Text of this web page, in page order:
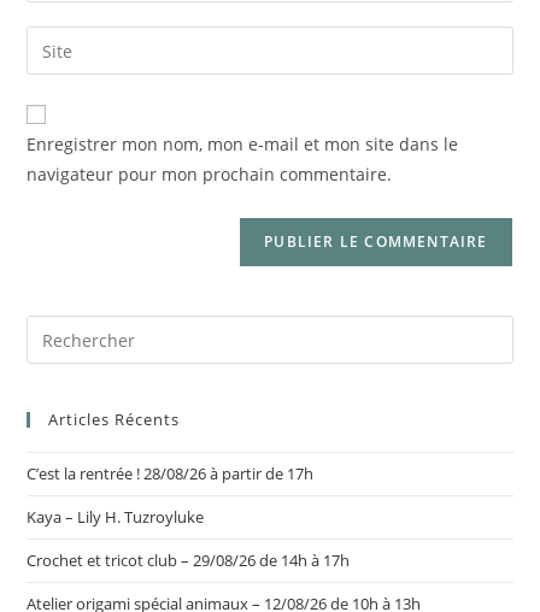
Enregistrer mon nom, mon e-mail et mon site dans le
navigateur pour mon prochain commentaire.
Articles Récents
C’est la rentrée ! 28/08/26 à partir de 17h
Kaya – Lily H. Tuzroyluke
Crochet et tricot club – 29/08/26 de 14h à 17h
Atelier origami spécial animaux – 12/08/26 de 10h à 13h